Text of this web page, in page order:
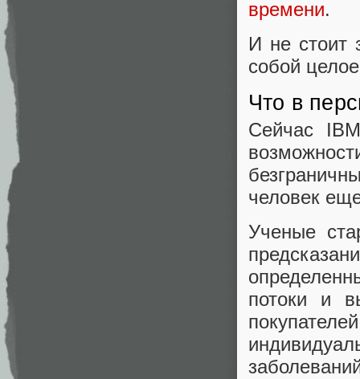
времени.
И не стоит
собой
Что в
Сейчас
человек
Ученые
потоки и